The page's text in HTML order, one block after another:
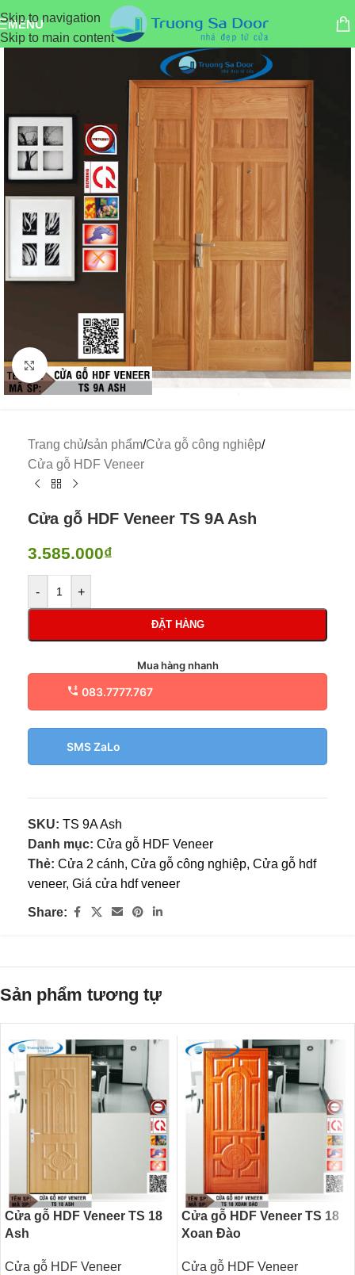
Skip to navigation
Skip to main content
MENU
Click to enlarge
Trang chủ/sản phẩm/Cửa gỗ công nghiệp/
Cửa gỗ HDF Veneer
Cửa gỗ HDF Veneer TS 9A Ash
3.585.000₫
- +
ĐẶT HÀNG
Mua hàng nhanh
083.7777.767
SMS ZaLo
SKU: TS 9A Ash
Danh mục: Cửa gỗ HDF Veneer
Thẻ: Cửa 2 cánh, Cửa gỗ công nghiệp, Cửa gỗ hdf
veneer, Giá cửa hdf veneer
Share:
Sản phẩm tương tự
Cửa gỗ HDF Veneer TS 18
Ash
Cửa gỗ HDF Veneer
Cửa gỗ HDF Veneer TS 18
Xoan Đào
Cửa gỗ HDF Veneer